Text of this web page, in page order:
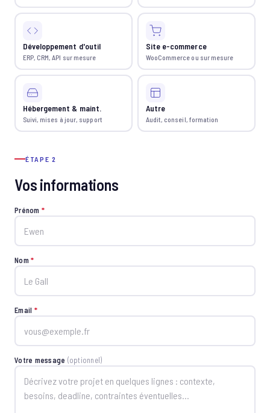
Développement d'outil
ERP, CRM, API sur mesure
Site e-commerce
WooCommerce ou sur mesure
Hébergement & maint.
Suivi, mises à jour, support
Autre
Audit, conseil, formation
ÉTAPE 2
Vos informations
Prénom *
Nom*
Email *
Votre message (optionnel)